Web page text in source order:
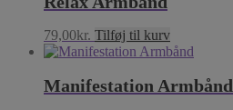
79,00kr. Tilføj til kurv
Manifestation Armbånd